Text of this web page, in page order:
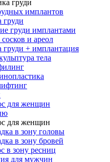
груди
имплантов
груди
груди имплантами
и ареол
груди + имплантация
тела
для женщин
для женщин
в зону головы
в зону бровей
в зону ресниц
для мужчин